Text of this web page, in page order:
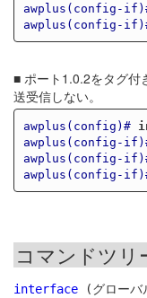
awplus(config-
awplus(config-
■ ポート1.0.2をタグ付
送受信しない。
awplus(config)#
awplus(config-
awplus(config-
awplus(config-
コマンドツリ
interface (グローバ